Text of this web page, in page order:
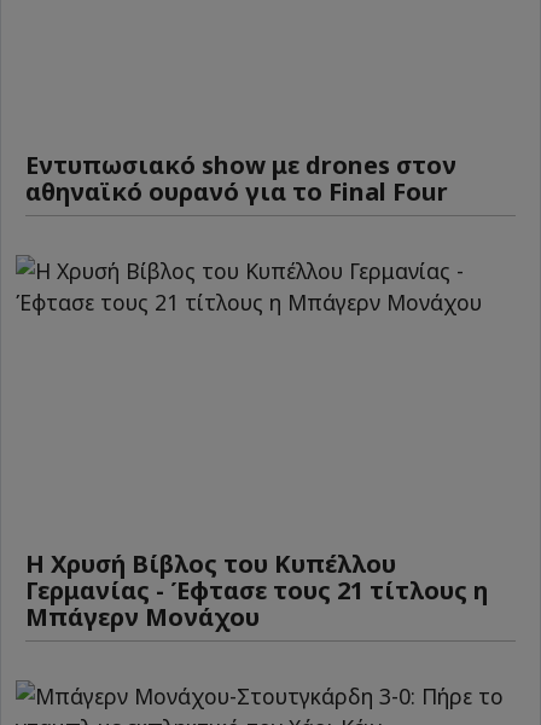
Εντυπωσιακό show με drones στον
αθηναϊκό ουρανό για το Final Four
Η Χρυσή Βίβλος του Κυπέλλου
Γερμανίας - Έφτασε τους 21 τίτλους η
Μπάγερν Μονάχου